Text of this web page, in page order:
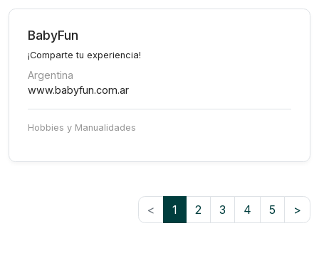
BabyFun
¡Comparte tu experiencia!
Argentina
www.babyfun.com.ar
Hobbies y Manualidades
< 1 2 3 4 5 >